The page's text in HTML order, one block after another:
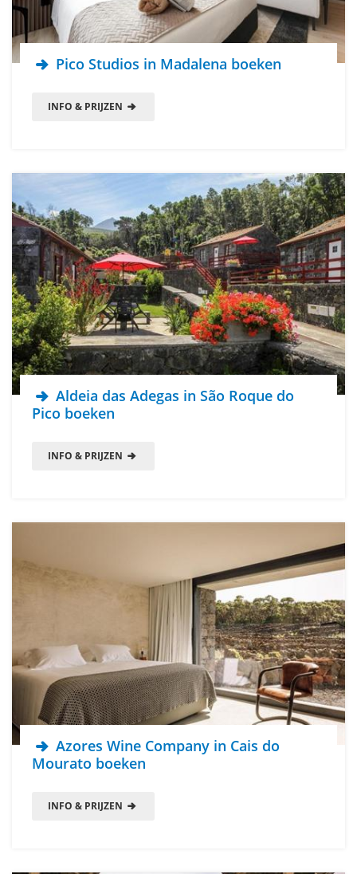
Pico Studios in Madalena boeken
INFO & PRIJZEN
Aldeia das Adegas in São Roque do
Pico boeken
INFO & PRIJZEN
Azores Wine Company in Cais do
Mourato boeken
INFO & PRIJZEN